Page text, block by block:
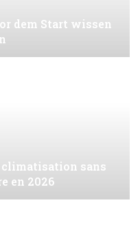
dem Start wissen
sans
en 2026